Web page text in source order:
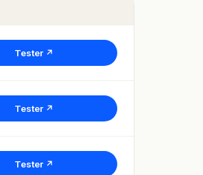
Tester ↗
Tester ↗
Tester ↗